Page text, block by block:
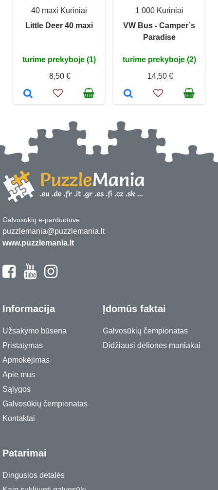
40 maxi Kūriniai
Little Deer 40 maxi
turime prekyboje (1)
8,50 €
1 000 Kūriniai
VW Bus - Camper`s
Paradise
turime prekyboje (2)
14,50 €
Galvosūkių e-parduotuvė
puzzlemania@puzzlemania.lt
www.puzzlemania.lt
Informacija
Užsakymo būsena
Pristatymas
Apmokėjimas
Apie mus
Sąlygos
Galvosūkių čempionatas
Kontaktai
Įdomūs faktai
Galvosūkių čempionatas
Didžiausi dėlionės maniakai
Patarimai
Dingusios detalės